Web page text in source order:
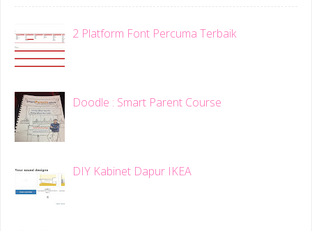
2 Platform Font Percuma Terbaik
Doodle : Smart Parent Course
DIY Kabinet Dapur IKEA